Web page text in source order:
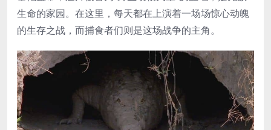
生命的家园。在这里，每天都在上演着一场场惊心动魄
的生存之战，而捕食者们则是这场战争的主角。